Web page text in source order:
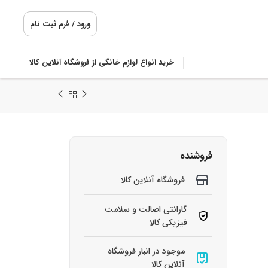
ورود / فرم ثبت نام
خرید انواع لوازم خانگی از فروشگاه آنلاین کالا
فروشنده
فروشگاه آنلاین کالا
گارانتی اصالت و سلامت
فیزیکی کالا
موجود در انبار فروشگاه
آنلاین کالا